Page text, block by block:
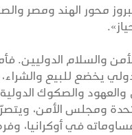
محور الهند ومصر
والسلام الدوليين.
يخضع للبيع والشراء،
والعهود والصكوك
ومجلس الأمن،
في أوكرانيا،